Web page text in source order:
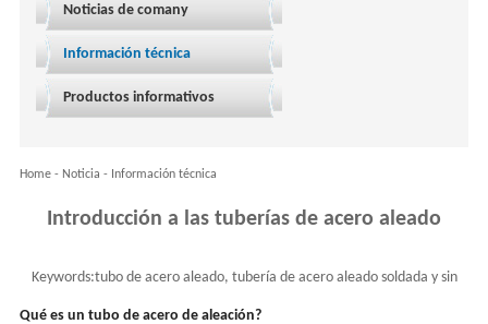
Noticias de comany
Información técnica
Productos informativos
Home- Noticia - Información técnica
Introducción a las tuberías de acero aleado
Keywords:tubo de acero aleado, tubería de acero aleado soldada y sin
costura, material de tubería de aleación
Qué es un tubo de acero de aleación?